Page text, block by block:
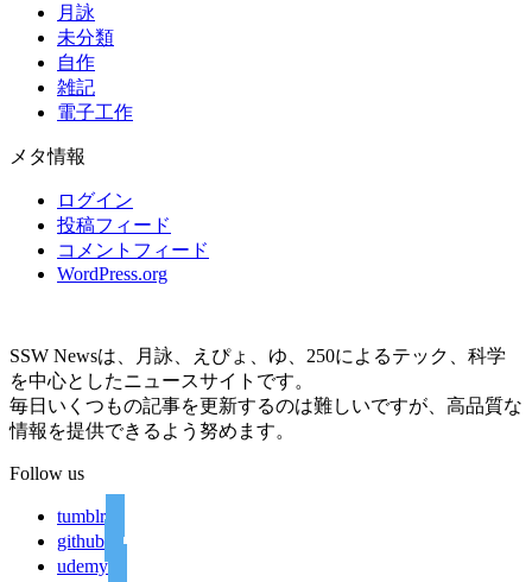
月詠
未分類
自作
雑記
電子工作
メタ情報
ログイン
投稿フィード
コメントフィード
WordPress.org
SSW Newsは、月詠、えぴょ、ゆ、250によるテック、科学
を中心としたニュースサイトです。
毎日いくつもの記事を更新するのは難しいですが、高品質な
情報を提供できるよう努めます。
Follow us
tumblr
github
udemy